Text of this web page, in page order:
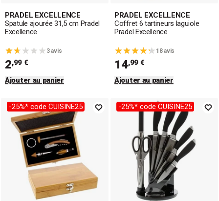
PRADEL EXCELLENCE
Spatule ajourée 31,5 cm Pradel
Excellence
3 avis
2,99 €
Ajouter au panier
PRADEL EXCELLENCE
Coffret 6 tartineurs laguiole
Pradel Excellence
18 avis
14,99 €
Ajouter au panier
-25%* code CUISINE25 -25%* code CUISINE25